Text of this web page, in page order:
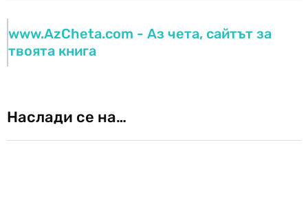
www.AzCheta.com - Аз чета, сайтът за
твоята книга
Наслади се на…